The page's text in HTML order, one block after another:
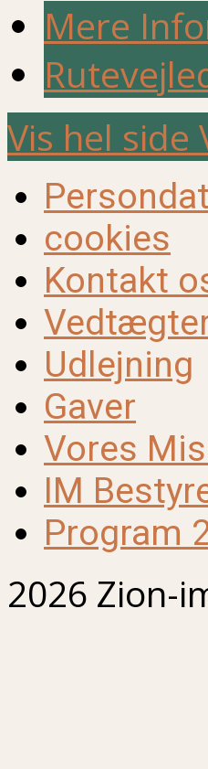
Mere
Vis hel side
cookies
Kontakt
Udlejning
Gaver
Vores
IM
Program
2026 Zion-